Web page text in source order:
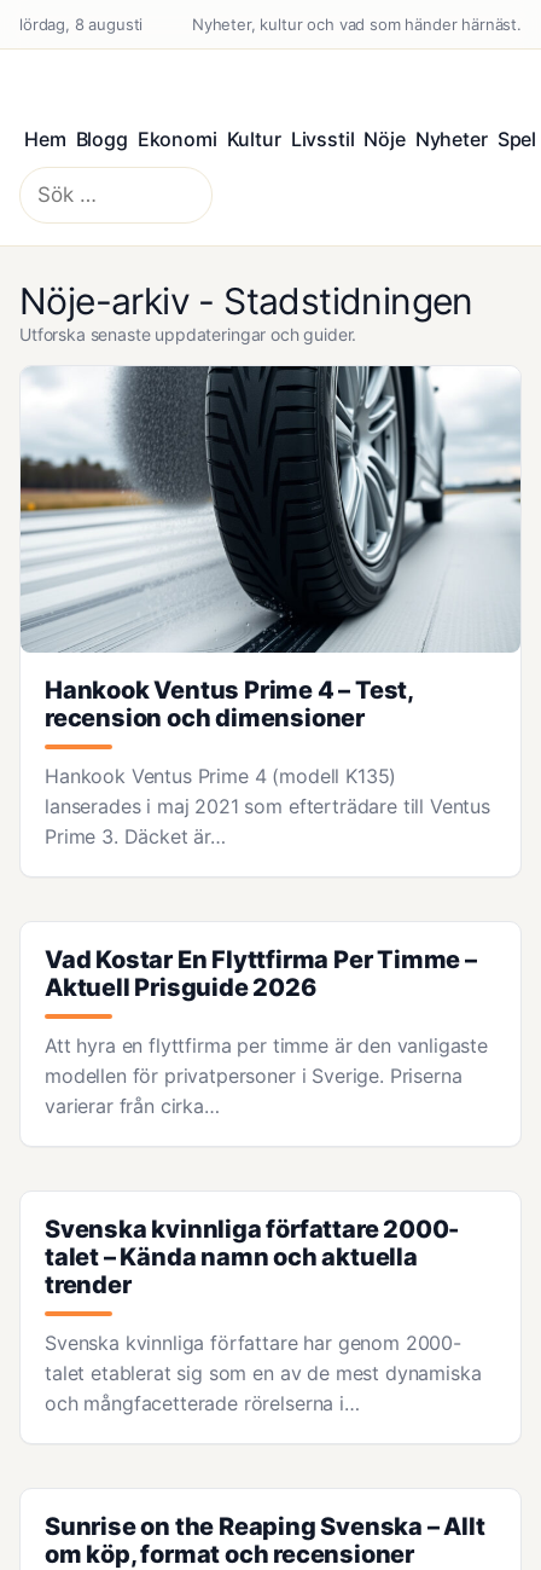
lördag, 8 augusti Nyheter, kultur och vad som händer härnäst.
Hem Blogg Ekonomi Kultur Livsstil Nöje Nyheter Spel
Sök
efter:
Nöje-arkiv - Stadstidningen
Utforska senaste uppdateringar och guider.
Hankook Ventus Prime 4 – Test,
recension och dimensioner
Hankook Ventus Prime 4 (modell K135)
lanserades i maj 2021 som efterträdare till Ventus
Prime 3. Däcket är…
Vad Kostar En Flyttfirma Per Timme –
Aktuell Prisguide 2026
Att hyra en flyttfirma per timme är den vanligaste
modellen för privatpersoner i Sverige. Priserna
varierar från cirka…
Svenska kvinnliga författare 2000-
talet – Kända namn och aktuella
trender
Svenska kvinnliga författare har genom 2000-
talet etablerat sig som en av de mest dynamiska
och mångfacetterade rörelserna i…
Sunrise on the Reaping Svenska – Allt
om köp, format och recensioner